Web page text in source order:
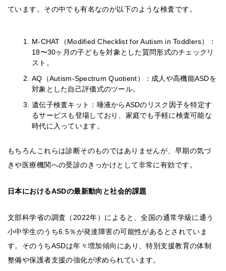
ています。その中でも有名なのが以下のような検査です。
M-CHAT（Modified Checklist for Autism in Toddlers）：
18〜30ヶ月の子どもを対象とした質問形式のチェックリ
スト。
AQ（Autism-Spectrum Quotient）：成人や高機能ASDを
対象とした自己評価式のツール。
遺伝子検査キット：唾液からASDのリスク因子を特定す
るサービスも登場しており、家庭でも手軽に検査可能な
時代に入っています。
もちろんこれらは診断そのものではありませんが、早期の気づ
きや医療機関への受診のきっかけとして非常に有効です。
日本におけるASDの最新動向と社会的課題
文部科学省の調査（2022年）によると、全国の通常学級に通う
小中学生のうち6.5％が発達障害の可能性があるとされていま
す。そのうちASDは年々増加傾向にあり、特別支援教育の体制
整備や保護者支援の強化が求められています。